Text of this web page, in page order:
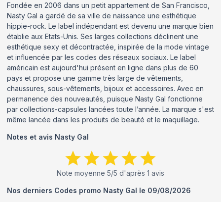
Fondée en 2006 dans un petit appartement de San Francisco,
Nasty Gal a gardé de sa ville de naissance une esthétique
hippie-rock. Le label indépendant est devenu une marque bien
établie aux Etats-Unis. Ses larges collections déclinent une
esthétique sexy et décontractée, inspirée de la mode vintage
et influencée par les codes des réseaux sociaux. Le label
américain est aujourd'hui présent en ligne dans plus de 60
pays et propose une gamme très large de vêtements,
chaussures, sous-vêtements, bijoux et accessoires. Avec en
permanence des nouveautés, puisque Nasty Gal fonctionne
par collections-capsules lancées toute l’année. La marque s'est
même lancée dans les produits de beauté et le maquillage.
Notes et avis Nasty Gal
Note moyenne 5/5 d'après 1 avis
Nos derniers Codes promo Nasty Gal le 09/08/2026